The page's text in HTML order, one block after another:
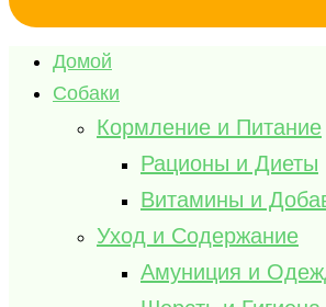
Домой
Собаки
Кормление и Питание
Рационы и Диеты
Витамины и
Уход и Содержание
Амуниция и